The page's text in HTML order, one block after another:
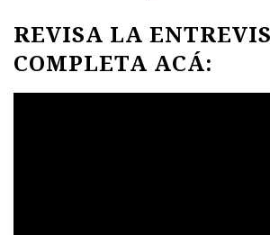
REVISA LA
COMPLETA ACÁ: